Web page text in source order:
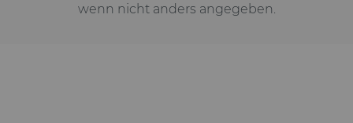
wenn nicht anders angegeben.